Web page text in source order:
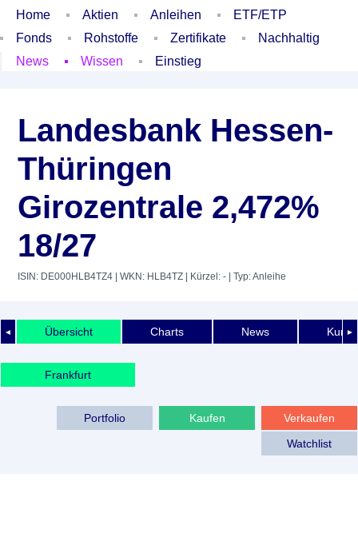
Home Aktien Anleihen
ETF/ETP
Fonds
Rohstoffe Zertifikate
Nachhaltig
News
Wissen Einstieg
Landesbank Hessen-
Thüringen
Girozentrale 2,472%
18/27
ISIN: DE000HLB4TZ4 | WKN: HLB4TZ | Kürzel: - | Typ: Anleihe
◄ ►
Übersicht Charts News
Frankfurt
Verkaufen
Kaufen
Portfolio
Watchlist